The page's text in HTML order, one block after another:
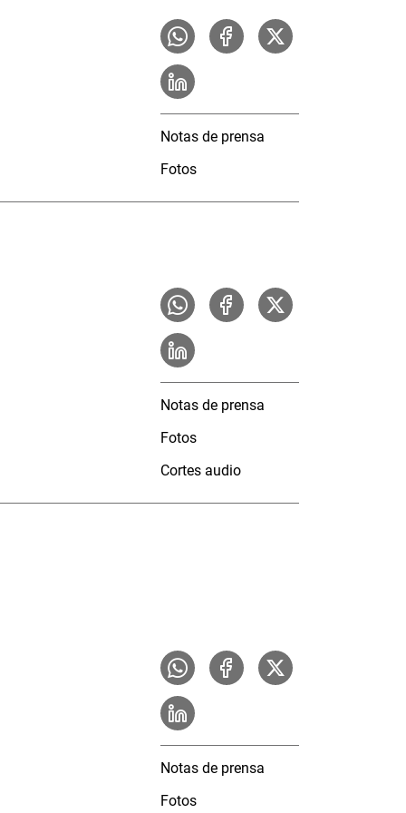
Notas de prensa
Fotos
Notas de prensa
Fotos
Cortes audio
Notas de prensa
Fotos